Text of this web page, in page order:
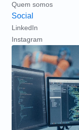
Quem somos
Social
LinkedIn
Instagram